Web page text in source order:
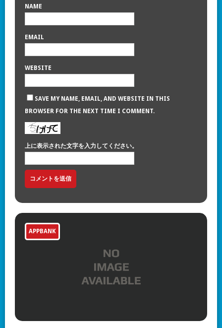
NAME
EMAIL
WEBSITE
SAVE MY NAME, EMAIL, AND WEBSITE IN THIS
BROWSER FOR THE NEXT TIME I COMMENT.
上に表示された文字を入力してください。
APPBANK